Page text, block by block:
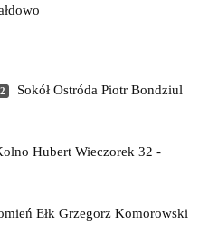
Sokół Ostróda Piotr Bondziul
Hubert Wieczorek 32 -
Ełk Grzegorz Komorowski